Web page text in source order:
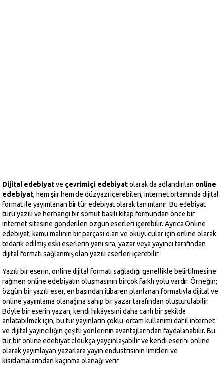
Dijital edebiyatve çevrimiçi edebiyatolarak da adlandırılan online
edebiyat, hem şiir hem de düzyazı içerebilen, internet ortamında dijital
format ile yayımlanan bir tür edebiyat olarak tanımlanır. Bu edebiyat
türü yazılı ve herhangi bir somut basılı kitap formundan önce bir
internet sitesine gönderilen özgün eserleri içerebilir. Ayrıca Online
edebiyat, kamu malının bir parçası olan ve okuyucular için online olarak
tedarik edilmiş eski eserlerin yanı sıra, yazar veya yayıncı tarafından
dijital formatı sağlanmış olan yazılı eserleri içerebilir.
Yazılı bir eserin, online dijital formatı sağladığı genellikle belirtilmesine
rağmen online edebiyatın oluşmasının birçok farklı yolu vardır. Örneğin;
özgün bir yazılı eser, en başından itibaren planlanan formatıyla dijital ve
online yayımlama olanağına sahip bir yazar tarafından oluşturulabilir.
Böyle bir eserin yazarı, kendi hikâyesini daha canlı bir şekilde
anlatabilmek için, bu tür yayınların çoklu-ortam kullanımı dahil internet
ve dijital yayıncılığın çeşitli yönlerinin avantajlarından faydalanabilir. Bu
tür bir online edebiyat oldukça yaygınlaşabilir ve kendi eserini online
olarak yayımlayan yazarlara yayın endüstrisinin limitleri ve
kısıtlamalarından kaçınma olanağı verir.